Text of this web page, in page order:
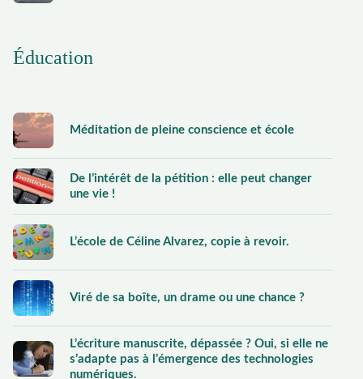
Éducation
Méditation de pleine conscience et école
De l’intérêt de la pétition : elle peut changer
une vie !
L’école de Céline Alvarez, copie à revoir.
Viré de sa boîte, un drame ou une chance ?
L’écriture manuscrite, dépassée ? Oui, si elle ne
s’adapte pas à l’émergence des technologies
numériques.